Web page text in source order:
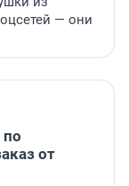
— они
по
от